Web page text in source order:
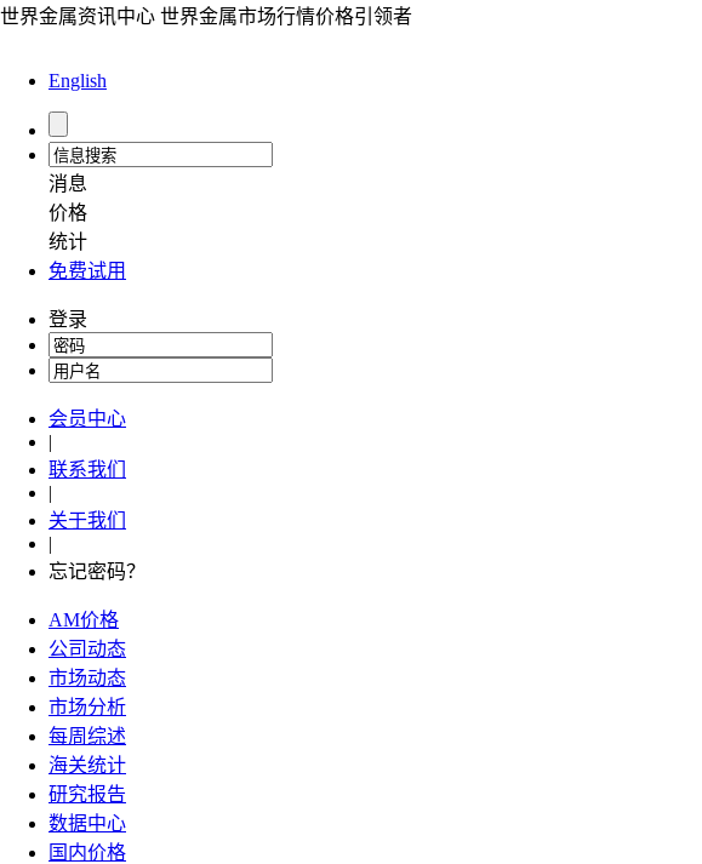
世界金属资讯中心 世界金属市场行情价格引领者
English
消息
价格
统计
免费试用
登录
会员中心
|
联系我们
|
关于我们
|
忘记密码？
AM价格
公司动态
市场动态
市场分析
每周综述
海关统计
研究报告
数据中心
国内价格